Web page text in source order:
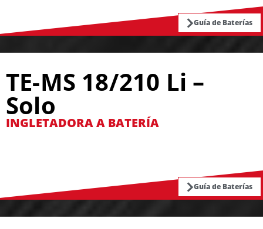
Guía de Baterías
TE-MS 18/210 Li –
Solo
INGLETADORA A BATERÍA
Guía de Baterías